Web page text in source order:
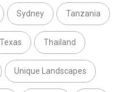
Sydney Tanzania
Texas Thailand
Unique Landscapes